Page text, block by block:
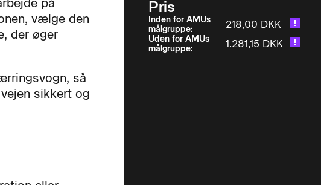
vælge den
der øger
så
sikkert og
Pris
Inden for AMUs
målgruppe:
218,00 DKK
Uden for AMUs
målgruppe:
1.281,15 DKK